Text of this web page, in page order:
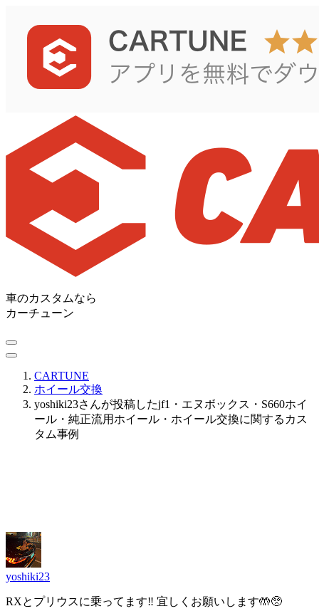
車のカスタムなら
カーチューン
CARTUNE
ホイール交換
yoshiki23さんが投稿したjf1・エヌボックス・S660ホイ
ール・純正流用ホイール・ホイール交換に関するカス
タム事例
yoshiki23
RXとプリウスに乗ってます‼︎ 宜しくお願いします🤲🥺